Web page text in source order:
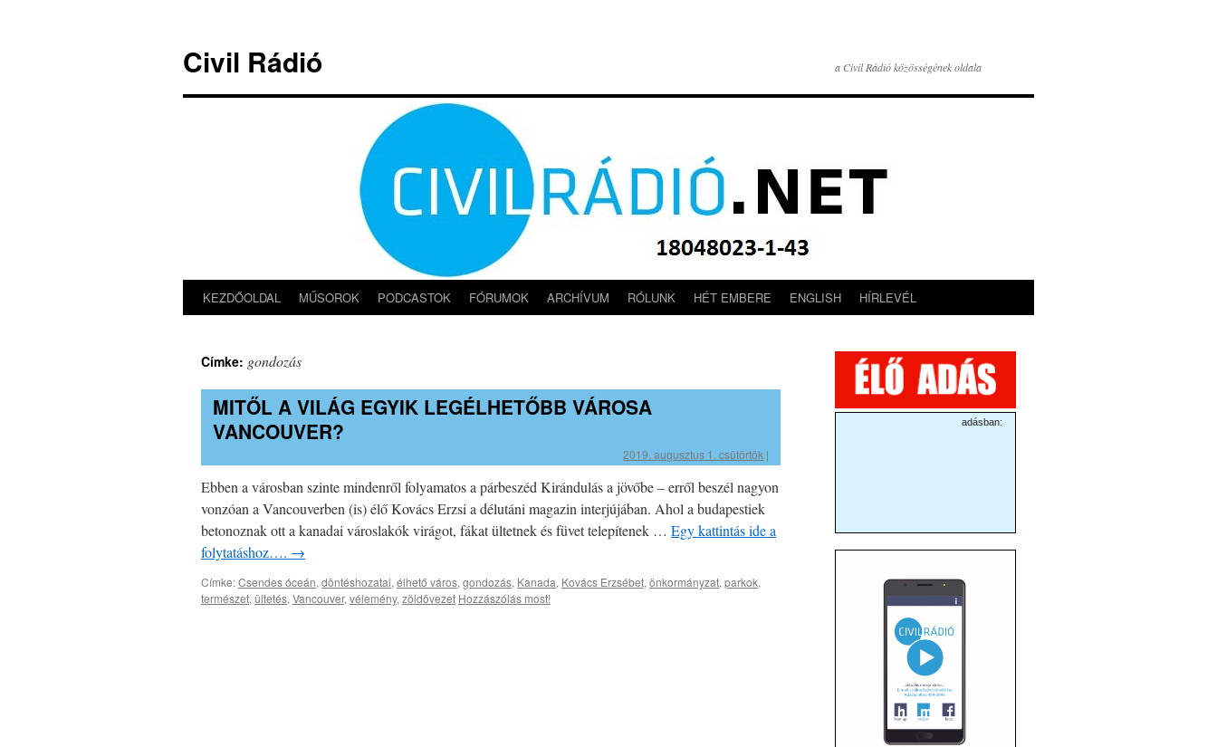
tartalomba
Civil Rádió a Civil Rádió közösségének oldala
KEZDŐOLDAL MŰSOROK PODCASTOK FÓRUMOK ARCHÍVUM RÓLUNK HÉT EMBERE ENGLISH HÍRLEVÉL
Címke: gondozás
MITŐL A VILÁG EGYIK LEGÉLHETŐBB VÁROSA
VANCOUVER?
2019. augusztus 1. csütörtök |
Ebben a városban szinte mindenről folyamatos a párbeszéd Kirándulás a jövőbe – erről beszél nagyon
vonzóan a Vancouverben (is) élő Kovács Erzsi a délutáni magazin interjújában. Ahol a budapestiek
betonoznak ott a kanadai városlakók virágot, fákat ültetnek és füvet telepítenek … Egy kattintás ide a
folytatáshoz…. →
Címke:Csendes óceán, döntéshozatal, élhető város, gondozás, Kanada, Kovács Erzsébet, önkormányzat, parkok,
természet, ültetés, Vancouver, vélemény, zöldövezet Hozzászólás most!